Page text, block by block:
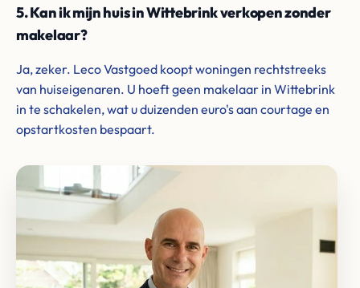
5. Kan ik mijn huis in Wittebrink verkopen zonder
makelaar?
Ja, zeker. Leco Vastgoed koopt woningen rechtstreeks
van huiseigenaren. U hoeft geen makelaar in Wittebrink
in te schakelen, wat u duizenden euro's aan courtage en
opstartkosten bespaart.